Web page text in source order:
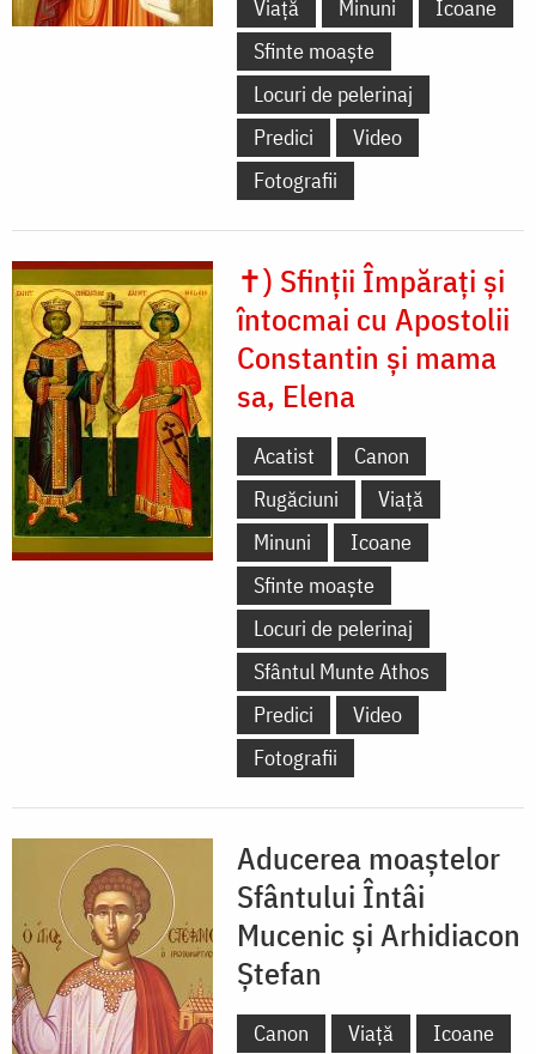
Viață
Minuni
Icoane
Sfinte moaște
Locuri de pelerinaj
Predici
Video
Fotografii
✝) Sfinții Împărați și
întocmai cu Apostolii
Constantin și mama
sa, Elena
Acatist
Canon
Rugăciuni
Viață
Minuni
Icoane
Sfinte moaște
Locuri de pelerinaj
Sfântul Munte Athos
Predici
Video
Fotografii
Aducerea moaștelor
Sfântului Întâi
Mucenic și Arhidiacon
Ștefan
Canon Viață Icoane